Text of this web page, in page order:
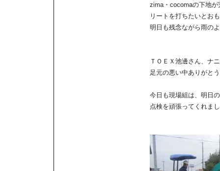
zima・cocomaの下地
リートを打ちたいとお
明日も残念ながら雨の
ＴＯＥＸ池邊さん、ナ
足元の悪い中ありがと
今日も現場組は、明日
点検を頑張ってくれま